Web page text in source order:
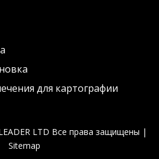
для картографии
LTD Все права защищены |
Sitemap